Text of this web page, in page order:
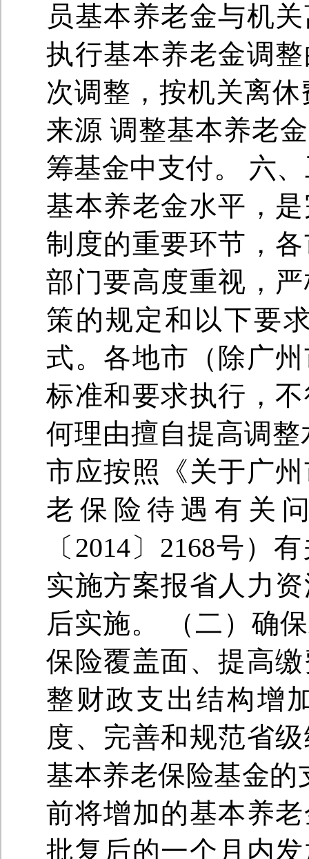
员基本养老金与机
执行基本养老金调
次调整，按机关离
来源 调整基本养老
筹基金中支付。 六
基本养老金水平，
制度的重要环节，
部门要高度重视，
策的规定和以下要
式。各地市（除广
标准和要求执行，
何理由擅自提高调
市应按照《关于广
老保险待遇有关
〔2014〕2168号）
实施方案报省人力
后实施。 （二）确
保险覆盖面、提高
整财政支出结构增
度、完善和规范省
基本养老保险基金的
前将增加的基本养
批复后的一个月内